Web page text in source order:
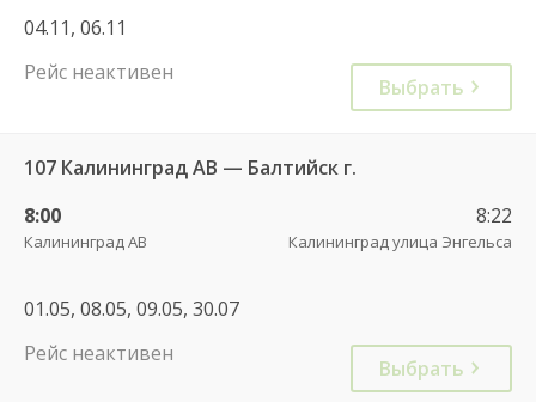
04.11, 06.11
Рейс неактивен
Выбрать
107 Калининград АВ — Балтийск г.
8:00
Калининград АВ
8:22
Калининград улица Энгельса
01.05, 08.05, 09.05, 30.07
Рейс неактивен
Выбрать